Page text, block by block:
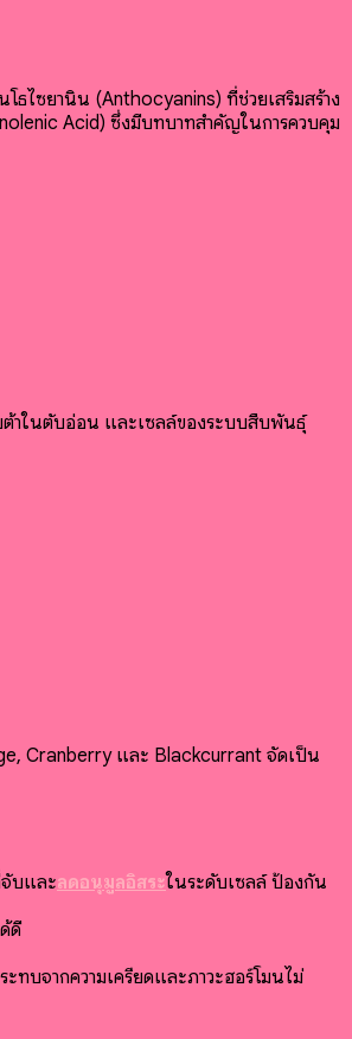
ธไซยานิน (Anthocyanins) ที่ช่วยเสริมสร้าง
Acid) ซึ่งมีบทบาทสำคัญในการควบคุม
ต้าในตับอ่อน และเซลล์ของระบบสืบพันธุ์
Cranberry และ Blackcurrant จัดเป็น
บและลดอนุมูลอิสระในระดับเซลล์ ป้องกัน
ดี
บจากความเครียดและภาวะฮอร์โมนไม่